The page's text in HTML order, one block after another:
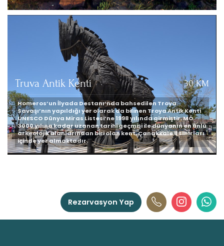
Truva Antik Kenti 30 KM
Homeros’un İlyada Destanı’nda bahsedilen Troya
Savaşı’nın yapıldığı yer olarak da bilinen Troya Antik Kenti
UNESCO Dünya Miras Listesi’ne 1998 yılında girmiştir. MÖ
3000 yılına kadar uzanan tarihi geçmişi ile dünyanın en ünlü
arkeolojik alanlarından biri olan kent, Çanakkale il sınırları
içinde yer almaktadır.
Rezarvasyon Yap